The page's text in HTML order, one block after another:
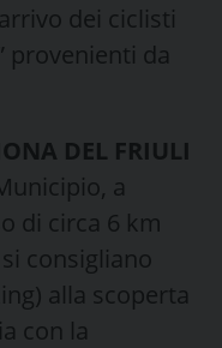
dei ciclisti
provenienti da
DEL FRIULI
a
di circa 6 km
consigliano
alla scoperta
con la